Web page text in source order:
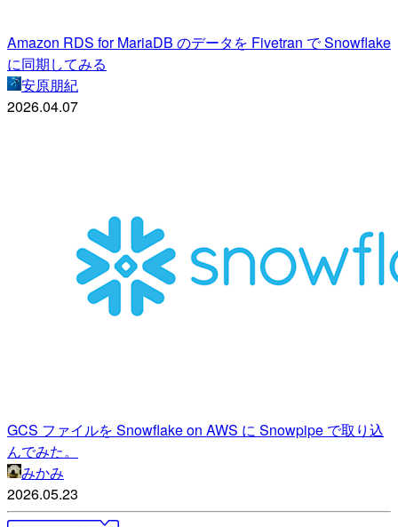
Amazon RDS for MariaDB のデータを Fivetran で Snowflake
に同期してみる
安原朋紀
2026.04.07
GCS ファイルを Snowflake on AWS に Snowpipe で取り込
んでみた。
みかみ
2026.05.23